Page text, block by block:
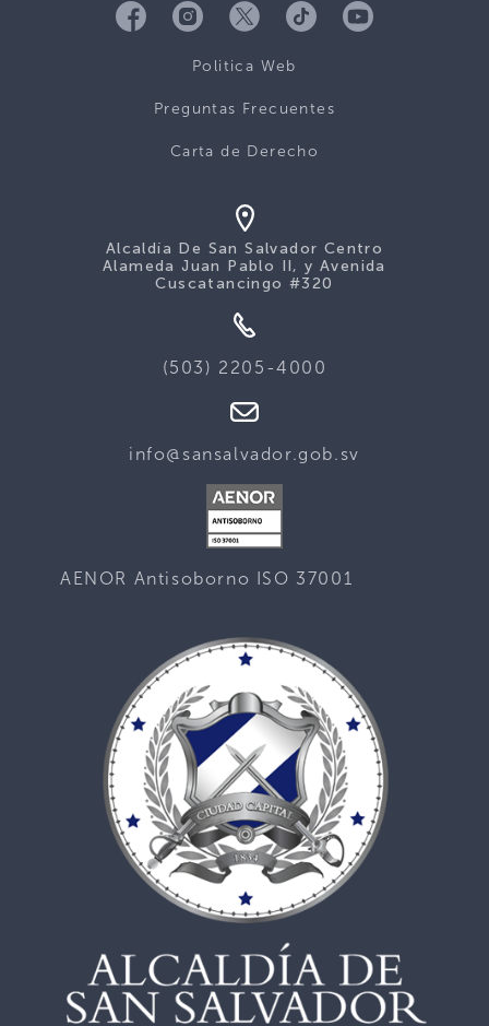
Politica Web
Preguntas Frecuentes
Carta de Derecho
Alcaldía De San Salvador Centro
Alameda Juan Pablo II, y Avenida
Cuscatancingo #320
(503) 2205-4000
info@sansalvador.gob.sv
AENOR Antisoborno ISO 37001